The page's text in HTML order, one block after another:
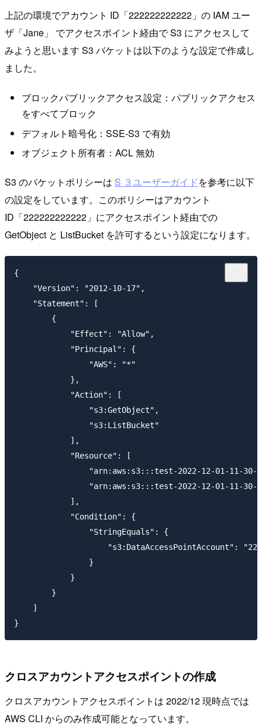
上記の環境でアカウント ID「222222222222」の IAM ユー
ザ「Jane」 でアクセスポイント経由で S3 にアクセスして
みようと思います S3 バケットは以下のような設定で作成し
ました。
ブロックパブリックアクセス設定：パブリックアクセス
をすべてブロック
デフォルト暗号化：SSE-S3 で有効
オブジェクト所有者：ACL 無効
S3 のバケットポリシーは S ３ユーザーガイドを参考に以下
の設定をしています。このポリシーはアカウント
ID「222222222222」にアクセスポイント経由での
GetObject と ListBucket を許可するという設定になります。
{
    "Version": "2012-10-17",
    "Statement": [
        {
            "Effect": "Allow",
            "Principal": {
                "AWS": "*"
            },
            "Action": [
                "s3:GetObject",
                "s3:ListBucket"
            ],
            "Resource": [
"arn:aws:s3:::test-2022-12-01-11-30-
"arn:aws:s3:::test-2022-12-01-11-30-
            ],
            "Condition": {
                "StringEquals": {
"s3:DataAccessPointAccount":
                }
            }
        }
    ]
クロスアカウントアクセスポイントの作成
クロスアカウントアクセスポイントは 2022/12 現時点では
AWS CLI からのみ作成可能となっています。